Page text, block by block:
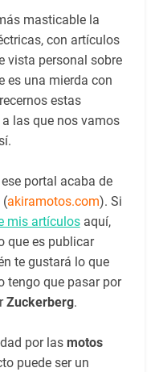
masticable la
con artículos
vista personal sobre
es una mierda con
estas
las que nos vamos
portal acaba de
(akiramotos.com). Si
mis artículosaquí,
que es publicar
te gustará lo que
tengo que pasar por
Zuckerberg.
por las motos
puede ser un